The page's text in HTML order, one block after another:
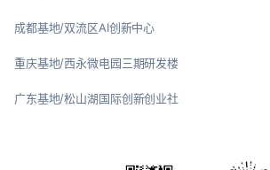
成都基地/双流区AI创新中心
重庆基地/西永微电园三期研发楼
广东基地/松山湖国际创新创业社